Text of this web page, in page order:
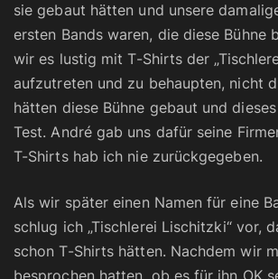
sie gebaut hätten und unsere
ersten Bands waren, die diese Bühne
wir es lustig mit T-Shirts der
aufzutreten und zu behaupten, nicht
hätten diese Bühne gebaut und
Test. André gab uns dafür seine
T-Shirts hab ich nie zurückgegeben.
Als wir später einen Namen für eine
schlug ich „Tischlerei Lischitzki“ vor,
schon T-Shirts hätten. Nachdem wir
besprochen hatten, ob es für ihn OK